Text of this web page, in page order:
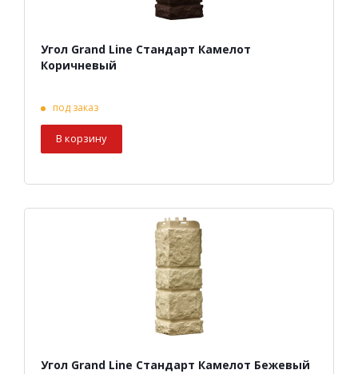
Угол Grand Line Стандарт Камелот
Коричневый
под заказ
В корзину
Угол Grand Line Стандарт Камелот Бежевый